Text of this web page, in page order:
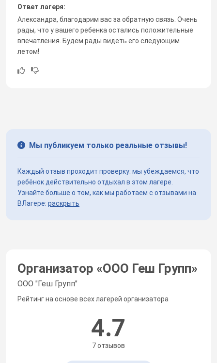
Ответ лагеря:
Александра, благодарим вас за обратную связь. Очень
рады, что у вашего ребенка остались положительные
впечатления. Будем рады видеть его следующим
летом!
Мы публикуем только реальные отзывы!
Каждый отзыв проходит проверку: мы убеждаемся, что
ребёнок действительно отдыхал в этом лагере.
Узнайте больше о том, как мы работаем с отзывами на
ВЛагере: раскрыть
Организатор «ООО Геш Групп»
ООО "Геш Групп"
Рейтинг на основе всех лагерей организатора
4.7
7 отзывов